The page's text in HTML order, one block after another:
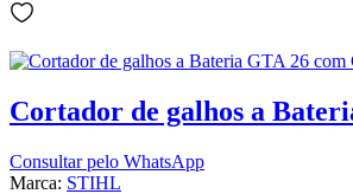
Cortador de galhos a
Consultar pelo WhatsApp
Marca: STIHL